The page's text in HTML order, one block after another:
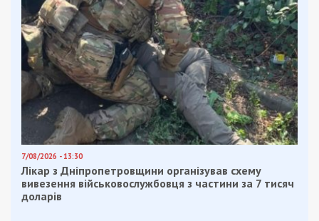
7/08/2026 - 13:30
Лікар з Дніпропетровщини організував схему
вивезення військовослужбовця з частини за 7 тисяч
доларів